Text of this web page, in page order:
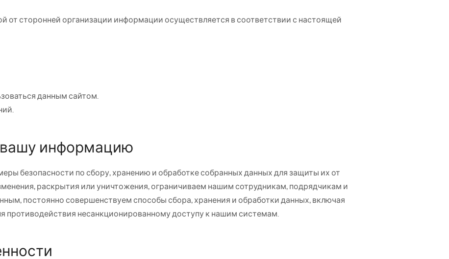
от сторонней организации информации осуществляется в соответствии с настоящей
данным сайтом.
информацию
безопасности по сбору, хранению и обработке собранных данных для защиты их от
раскрытия или уничтожения, ограничиваем нашим сотрудникам, подрядчикам и
постоянно совершенствуем способы сбора, хранения и обработки данных, включая
противодействия несанкционированному доступу к нашим системам.